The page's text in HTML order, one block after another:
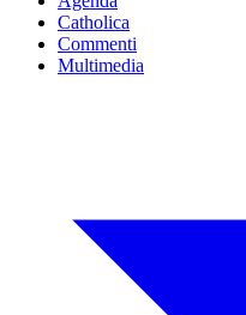
Catholica
Commenti
Multimedia